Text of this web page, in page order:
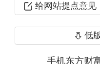
电极工艺，克
势，同时最大限
给网站提点意见
低
手机东方财